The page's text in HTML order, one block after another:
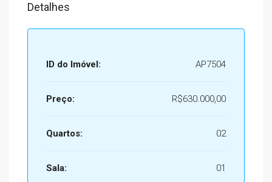
Detalhes
ID do Imóvel: AP7504
Preço: R$630.000,00
Quartos: 02
Sala: 01